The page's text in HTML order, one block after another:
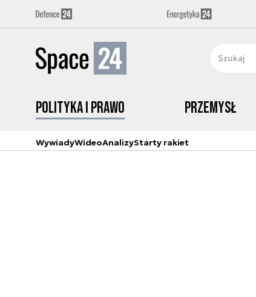
Polityka i prawo Przemysł
WywiadyWideoAnalizyStarty rakiet